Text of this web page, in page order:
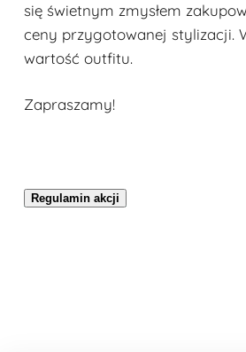
się świetnym zmysłem
ceny przygotowanej stylizacji.
wartość outfitu.
Zapraszamy!
Regulamin akcji